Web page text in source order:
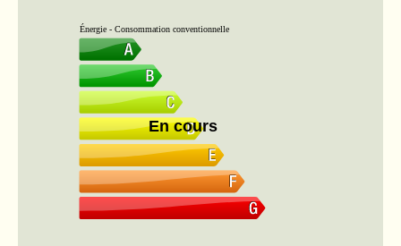
Énergie - Consommation conventionnelle
En cours